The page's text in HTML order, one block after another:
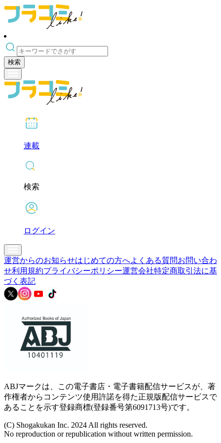
検索
連載
検索
ログイン
運営からのお知らせはじめての方へよくある質問お問い合わ
せ利用規約プライバシーポリシー運営会社特定商取引法に基
づく表記
ABJマークは、この電子書店・電子書籍配信サービスが、著
作権者からコンテンツ使用許諾を得た正規版配信サービスで
あることを示す登録商標(登録番号第6091713号)です。
(C) Shogakukan Inc. 2024 All rights reserved.
No reproduction or republication without written permission.